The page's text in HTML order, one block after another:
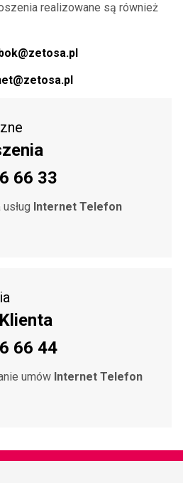
realizowane są również
66 33
Internet Telefon
66 44
umów Internet Telefon